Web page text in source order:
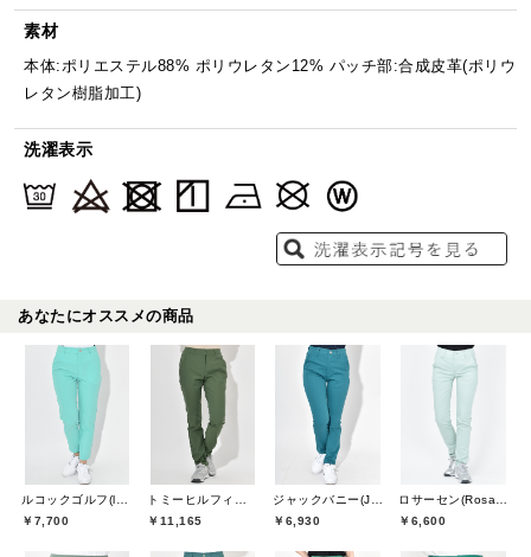
素材
本体:ポリエステル88% ポリウレタン12% パッチ部:合成皮革(ポリウ
レタン樹脂加工)
洗濯表示
あなたにオススメの商品
￥7,700
￥11,165
￥6,930
￥6,600